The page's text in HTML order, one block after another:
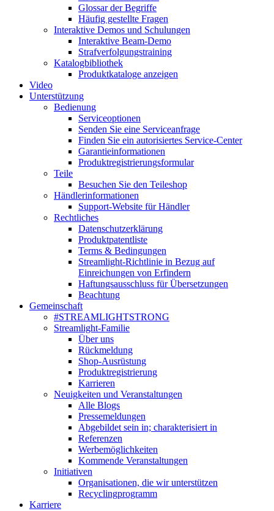
Glossar der Begriffe
Häufig gestellte Fragen
Interaktive Demos und Schulungen
Interaktive Beam-Demo
Strafverfolgungstraining
Katalogbibliothek
Produktkataloge anzeigen
Video
Unterstützung
Bedienung
Serviceoptionen
Senden Sie eine Serviceanfrage
Finden Sie ein autorisiertes Service-Center
Garantieinformationen
Produktregistrierungsformular
Teile
Besuchen Sie den Teileshop
Händlerinformationen
Support-Website für Händler
Rechtliches
Datenschutzerklärung
Produktpatentliste
Terms & Bedingungen
Streamlight-Richtlinie in Bezug auf
Einreichungen von Erfindern
Haftungsausschluss für Übersetzungen
Beachtung
Gemeinschaft
#STREAMLIGHTSTRONG
Streamlight-Familie
Über uns
Rückmeldung
Shop-Ausrüstung
Produktregistrierung
Karrieren
Neuigkeiten und Veranstaltungen
Alle Blogs
Pressemeldungen
Abgebildet sein in; charakterisiert in
Referenzen
Werbemöglichkeiten
Kommende Veranstaltungen
Initiativen
Organisationen, die wir unterstützen
Recyclingprogramm
Karriere